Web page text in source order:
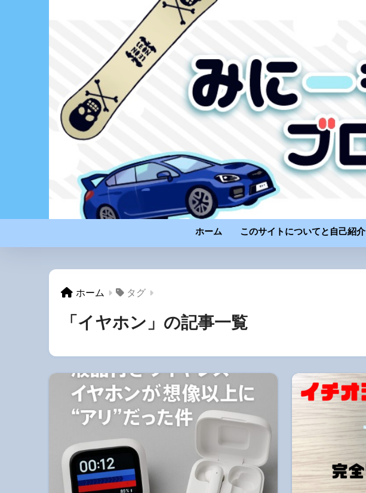
ホーム このサイトについてと自己紹介
ホーム タグ
「イヤホン」の記事一覧